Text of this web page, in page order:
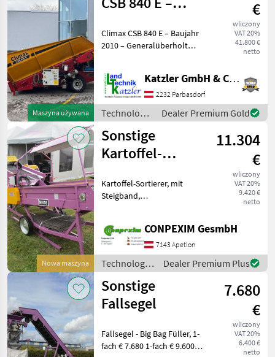
Maszyna używana
€
wliczony
VAT 20%
41.800 €
netto
Climax CSB 840 E – Baujahr
2010 – Generalüberholt
generalüberholter Climax
CSB 840 E aus Baujahr 2010.
Alle wichtigen Verschlei
Katzler GmbH & Co.KG.
2232 Parbasdorf
Technologia
ziemniaczana
/ Sonstige
Dealer Premium Gold
Nowa maszyna
Sonstige
Kartoffel-
11.304
€
wliczony
VAT 20%
9.420 €
netto
Kartoffel-Sortierer, mit
Steigband,
Steigband für Untergrößen
Leistung: etwa 4 t/h, Preis: €
11.304 incl. Mwst Tech
CONPEXIM GesmbH
7143 Apetlon
Technologia
ziemniaczana
/ Sonstige
Dealer Premium Plus
Sonstige
Fallsegel
7.680
€
wliczony
VAT 20%
6.400 €
netto
Fallsegel - Big Bag Füller, 1-
fach € 7.680 1-fach € 9.600